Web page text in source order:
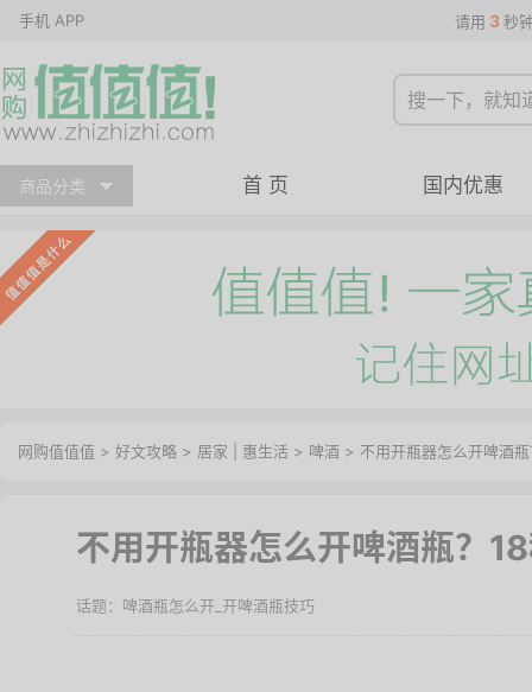
手机 APP 请用 3 秒
商品分类 首 页 国内优惠
网购值值值 > 好文攻略 > 居家 惠生活 > 啤酒 > 不用开瓶器怎么开啤酒
不用开瓶器怎么开啤酒瓶？
啤酒瓶怎么开_开啤酒瓶技巧